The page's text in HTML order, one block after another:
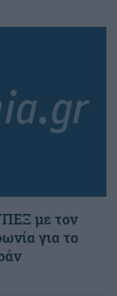
με τον
για το